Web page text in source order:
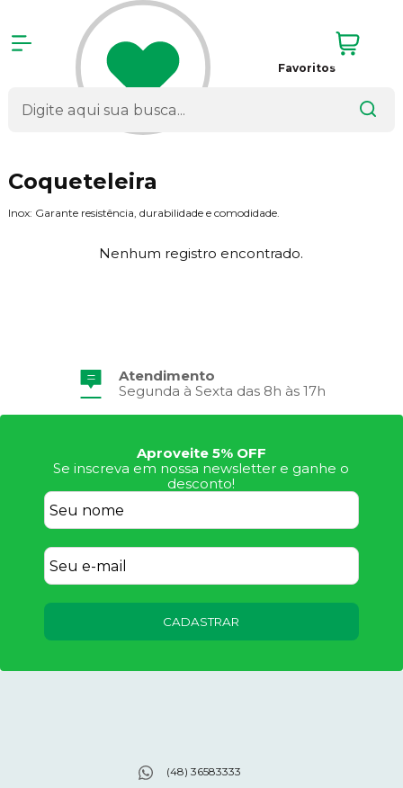
Favoritos
Coqueteleira
Inox: Garante resistência, durabilidade e comodidade.
Nenhum registro encontrado.
Atendimento
Segunda à Sexta das 8h às 17h
Aproveite 5% OFF
Se inscreva em nossa newsletter e ganhe o
desconto!
CADASTRAR
(48) 36583333